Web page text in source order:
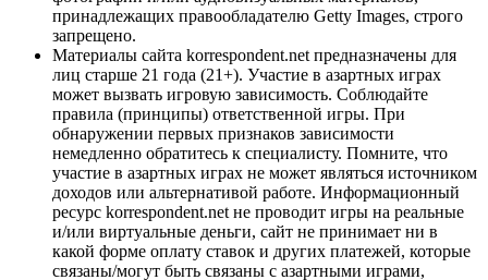
принадлежащих правообладателю Getty Images, строго
запрещено.
Материалы сайта korrespondent.net предназначены для
лиц старше 21 года (21+). Участие в азартных играх
может вызвать игровую зависимость. Соблюдайте
правила (принципы) ответственной игры. При
обнаружении первых признаков зависимости
немедленно обратитесь к специалисту. Помните, что
участие в азартных играх не может являться источником
доходов или альтернативой работе. Информационный
ресурс korrespondent.net не проводит игры на реальные
и/или виртуальные деньги, сайт не принимает ни в
какой форме оплату ставок и других платежей, которые
связаны/могут быть связаны с азартными играми,